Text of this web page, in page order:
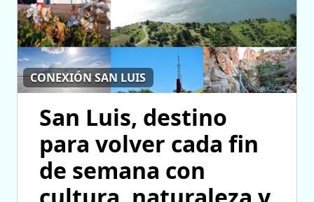
CONEXIÓN SAN LUIS
San Luis, destino
para volver cada fin
de semana con